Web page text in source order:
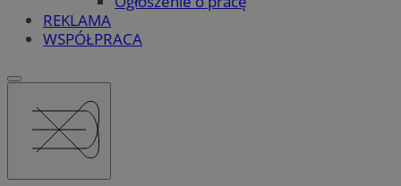
REKLAMA
WSPÓŁPRACA